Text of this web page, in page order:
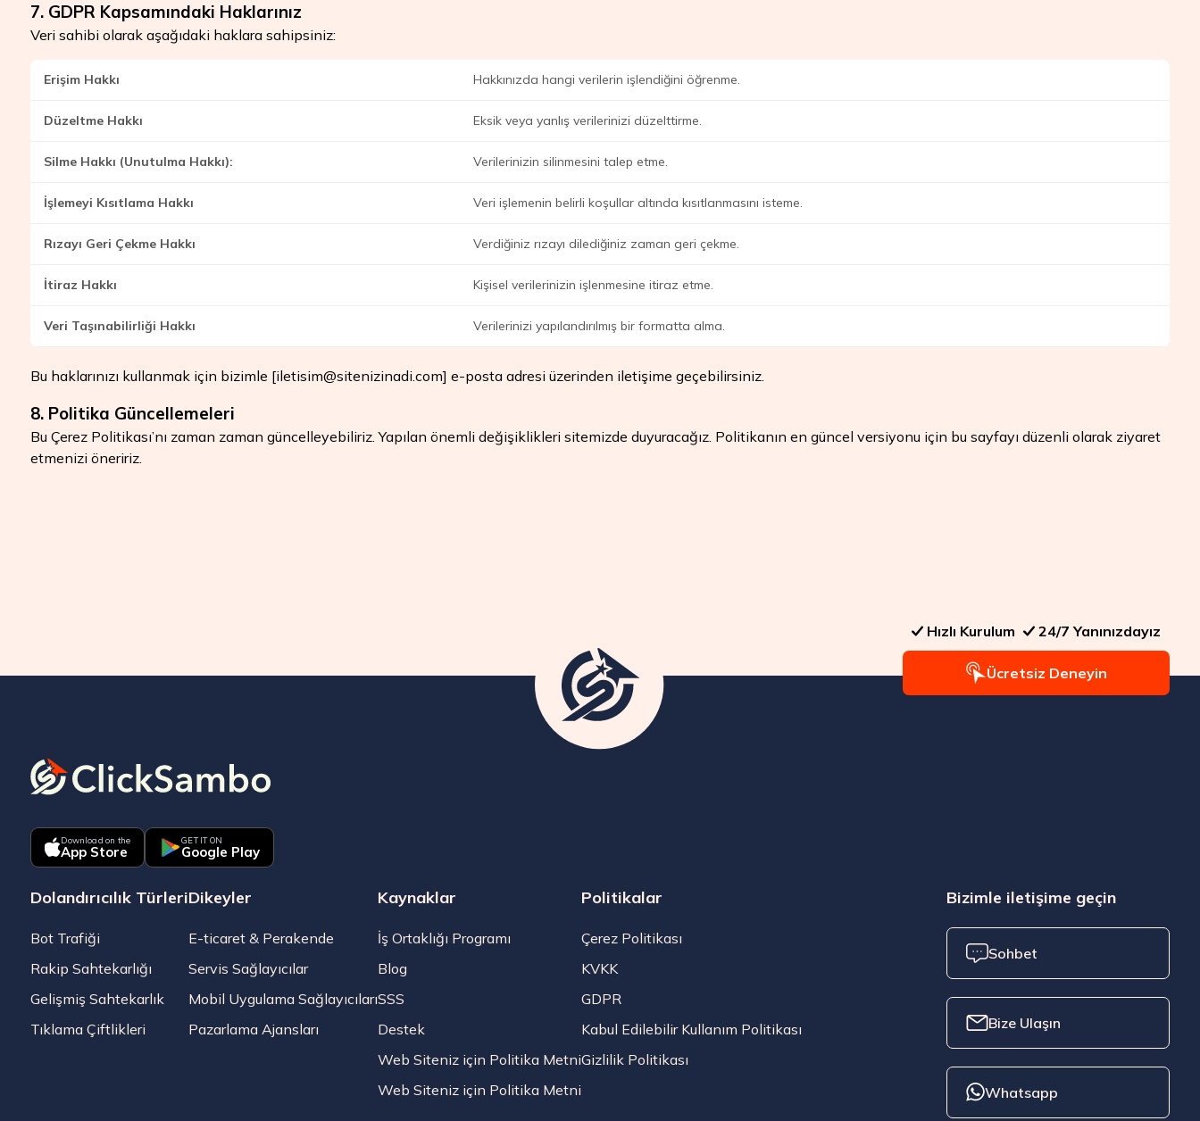
7. GDPR Kapsamındaki Haklarınız
Veri sahibi olarak aşağıdaki haklara sahipsiniz:
Erişim Hakkı Hakkınızda hangi verilerin işlendiğini öğrenme.
Düzeltme Hakkı Eksik veya yanlış verilerinizi düzelttirme.
Silme Hakkı (Unutulma Hakkı): Verilerinizin silinmesini talep etme.
İşlemeyi Kısıtlama Hakkı Veri işlemenin belirli koşullar altında kısıtlanmasını isteme.
Rızayı Geri Çekme Hakkı Verdiğiniz rızayı dilediğiniz zaman geri çekme.
İtiraz Hakkı Kişisel verilerinizin işlenmesine itiraz etme.
Veri Taşınabilirliği Hakkı Verilerinizi yapılandırılmış bir formatta alma.
Bu haklarınızı kullanmak için bizimle [iletisim@sitenizinadi.com] e-posta adresi üzerinden iletişime geçebilirsiniz.
8. Politika Güncellemeleri
Bu Çerez Politikası’nı zaman zaman güncelleyebiliriz. Yapılan önemli değişiklikleri sitemizde duyuracağız. Politikanın en güncel versiyonu için bu sayfayı düzenli olarak ziyaret
etmenizi öneririz.
Hızlı Kurulum 24/7 Yanınızdayız
Ücretsiz Deneyin
Download on the
App Store
GET IT ON
Google Play
Dolandırıcılık Türleri
Bot Trafiği
Rakip Sahtekarlığı
Gelişmiş Sahtekarlık
Tıklama Çiftlikleri
Dikeyler
E-ticaret & Perakende
Servis Sağlayıcılar
Mobil Uygulama Sağlayıcıları
Pazarlama Ajansları
Kaynaklar
İş Ortaklığı Programı
Blog
SSS
Destek
Web Siteniz için Politika Metni
Web Siteniz için Politika Metni
Politikalar
Çerez Politikası
KVKK
GDPR
Kabul Edilebilir Kullanım Politikası
Gizlilik Politikası
Bizimle iletişime geçin
Sohbet
Bize Ulaşın
Whatsapp